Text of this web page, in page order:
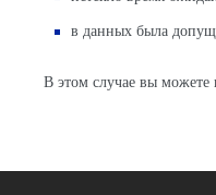
в данных была
В этом случае вы можете